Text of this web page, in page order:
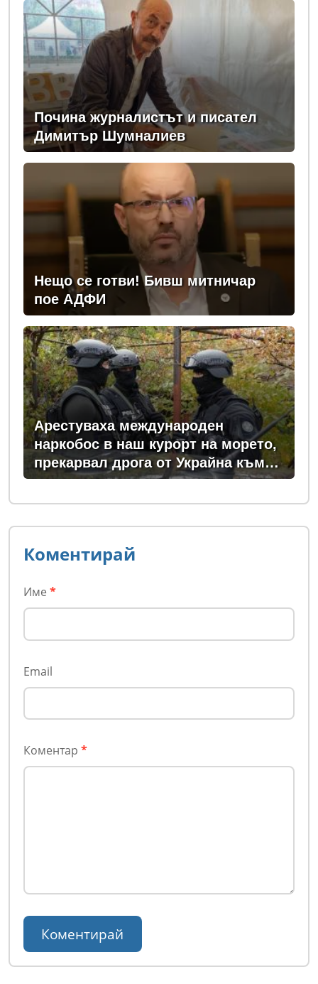
Почина журналистът и писател
Димитър Шумналиев
Нещо се готви! Бивш митничар
пое АДФИ
Арестуваха международен
наркобос в наш курорт на морето,
прекарвал дрога от Украйна към
ЕС
Коментирай
Име *
Email
Коментар *